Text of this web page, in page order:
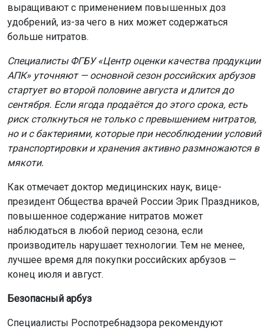
выращивают с применением повышенных доз
удобрений, из-за чего в них может содержаться
больше нитратов.
Специалисты ФГБУ «Центр оценки качества продукции
АПК» уточняют — основной сезон российских арбузов
стартует во второй половине августа и длится до
сентября. Если ягода продаётся до этого срока, есть
риск столкнуться не только с превышением нитратов,
но и с бактериями, которые при несоблюдении условий
транспортировки и хранения активно размножаются в
мякоти.
Как отмечает доктор медицинских наук, вице-
президент Общества врачей России Эрик Праздников,
повышенное содержание нитратов может
наблюдаться в любой период сезона, если
производитель нарушает технологии. Тем не менее,
лучшее время для покупки российских арбузов —
конец июля и август.
Безопасный арбуз
Специалисты Роспотребнадзора рекомендуют